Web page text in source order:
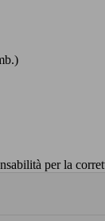
per la